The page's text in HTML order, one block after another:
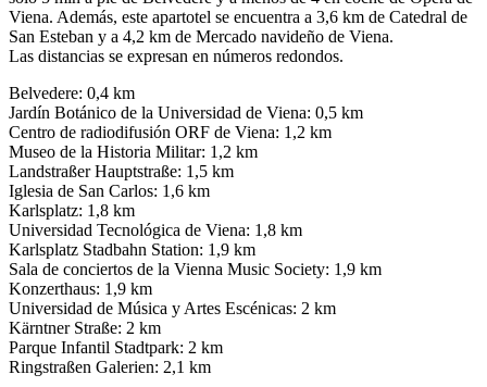
Viena. Además, este apartotel se encuentra a 3,6 km de Catedral de
San Esteban y a 4,2 km de Mercado navideño de Viena.
Las distancias se expresan en números redondos.
Belvedere: 0,4 km
Jardín Botánico de la Universidad de Viena: 0,5 km
Centro de radiodifusión ORF de Viena: 1,2 km
Museo de la Historia Militar: 1,2 km
Landstraßer Hauptstraße: 1,5 km
Iglesia de San Carlos: 1,6 km
Karlsplatz: 1,8 km
Universidad Tecnológica de Viena: 1,8 km
Karlsplatz Stadbahn Station: 1,9 km
Sala de conciertos de la Vienna Music Society: 1,9 km
Konzerthaus: 1,9 km
Universidad de Música y Artes Escénicas: 2 km
Kärntner Straße: 2 km
Parque Infantil Stadtpark: 2 km
Ringstraßen Galerien: 2,1 km